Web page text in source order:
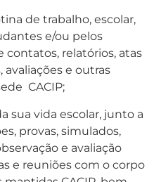
de trabalho, escolar,
e/ou pelos
relatórios, atas
e outras
CACIP;
sua vida escolar, junto a
provas, simulados,
e avaliação
e reuniões com o corpo